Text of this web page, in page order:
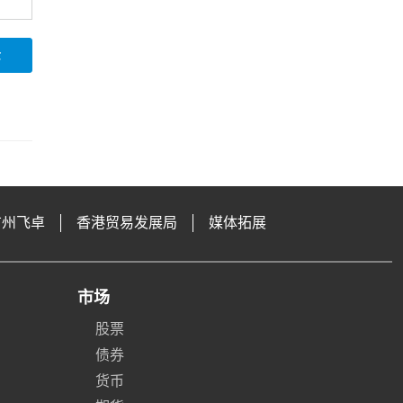
飞卓 香港贸易发展局 媒体拓展
市场
股票
债券
货币